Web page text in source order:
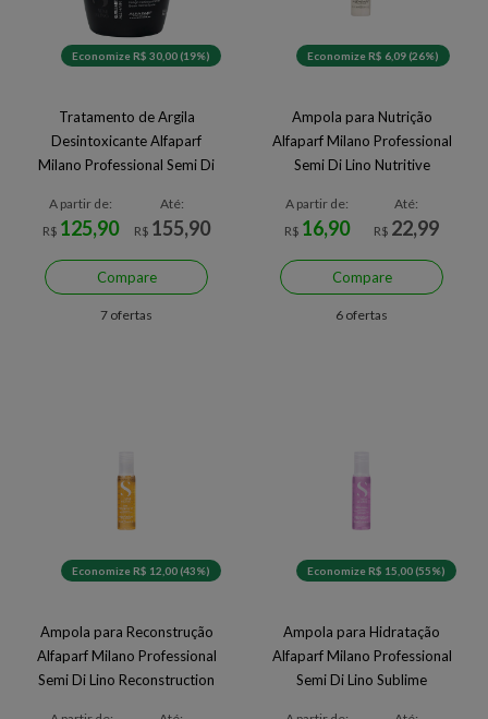
Economize R$ 30,00 (19%)
Tratamento de Argila
Desintoxicante Alfaparf
Milano Professional Semi Di
A partir de:
R$ 125,90
Até:
R$ 155,90
Compare
7 ofertas
Economize R$ 6,09 (26%)
Ampola para Nutrição
Alfaparf Milano Professional
Semi Di Lino Nutritive
A partir de:
R$ 16,90
Até:
R$ 22,99
Compare
6 ofertas
Economize R$ 12,00 (43%)
Ampola para Reconstrução
Alfaparf Milano Professional
Semi Di Lino Reconstruction
Economize R$ 15,00 (55%)
Ampola para Hidratação
Alfaparf Milano Professional
Semi Di Lino Sublime